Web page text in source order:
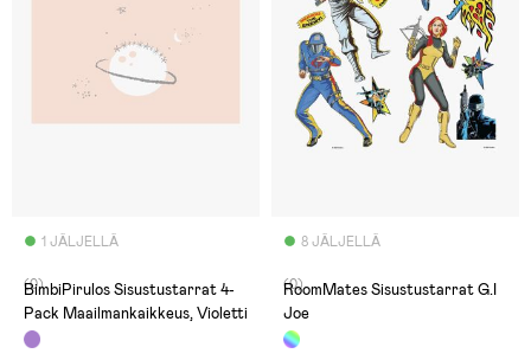
1 JÄLJELLÄ
(0)
BimbiPirulos Sisustustarrat 4-
Pack Maailmankaikkeus, Violetti
8 JÄLJELLÄ
(0)
RoomMates Sisustustarrat G.I
Joe